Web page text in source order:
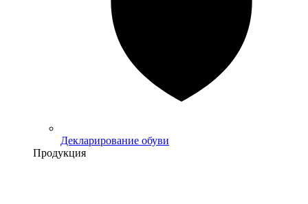
Декларирование обуви
Продукция